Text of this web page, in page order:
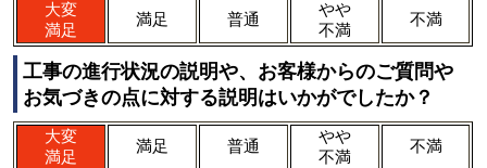
大変
満足
満足 普通
やや
不満
不満
工事の進行状況の説明や、お客様からのご質問や
お気づきの点に対する説明はいかがでしたか？
大変
満足
満足 普通
やや
不満
不満